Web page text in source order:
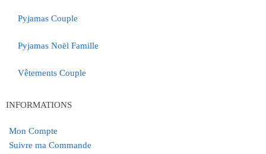
Pyjamas Couple
Pyjamas Noël Famille
Vêtements Couple
INFORMATIONS
Mon Compte
Suivre ma Commande